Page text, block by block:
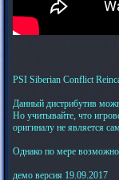
PSI Siberian Conflict
Данный дистрибутив
Но учитывайте, что
оригиналу не является
Однако по мере
демо версия 19.09.2017